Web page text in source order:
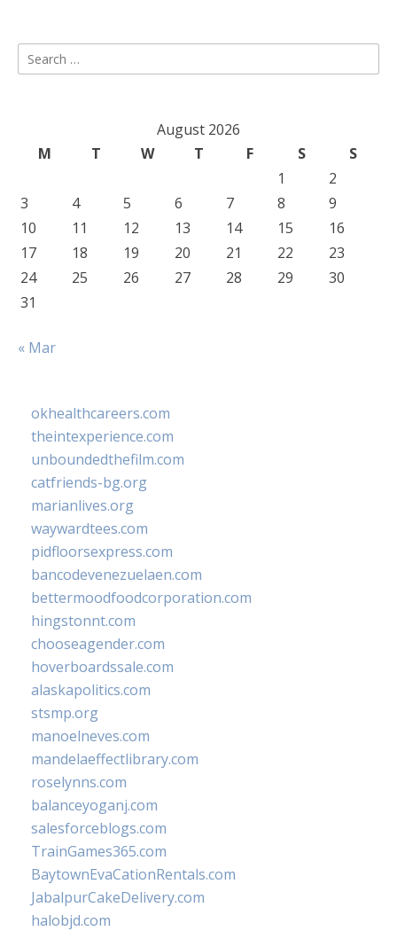
Search
for:
August 2026
M
T W T F S
S
1
2
3
4 5 6 7 8
9
10
11 12 13 14 15
16
17
18 19 20 21 22
23
24
25 26 27 28 29
30
31
« Mar
okhealthcareers.com
theintexperience.com
unboundedthefilm.com
catfriends-bg.org
marianlives.org
waywardtees.com
pidfloorsexpress.com
bancodevenezuelaen.com
bettermoodfoodcorporation.com
hingstonnt.com
chooseagender.com
hoverboardssale.com
alaskapolitics.com
stsmp.org
manoelneves.com
mandelaeffectlibrary.com
roselynns.com
balanceyoganj.com
salesforceblogs.com
TrainGames365.com
BaytownEvaCationRentals.com
JabalpurCakeDelivery.com
halobjd.com